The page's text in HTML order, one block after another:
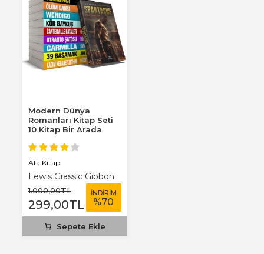
Modern Dünya
Romanları Kitap Seti
10 Kitap Bir Arada
Afa Kitap
Lewis Grassic Gibbon
1.000,00TL
299,00TL
İNDİRİM
%70
Sepete Ekle